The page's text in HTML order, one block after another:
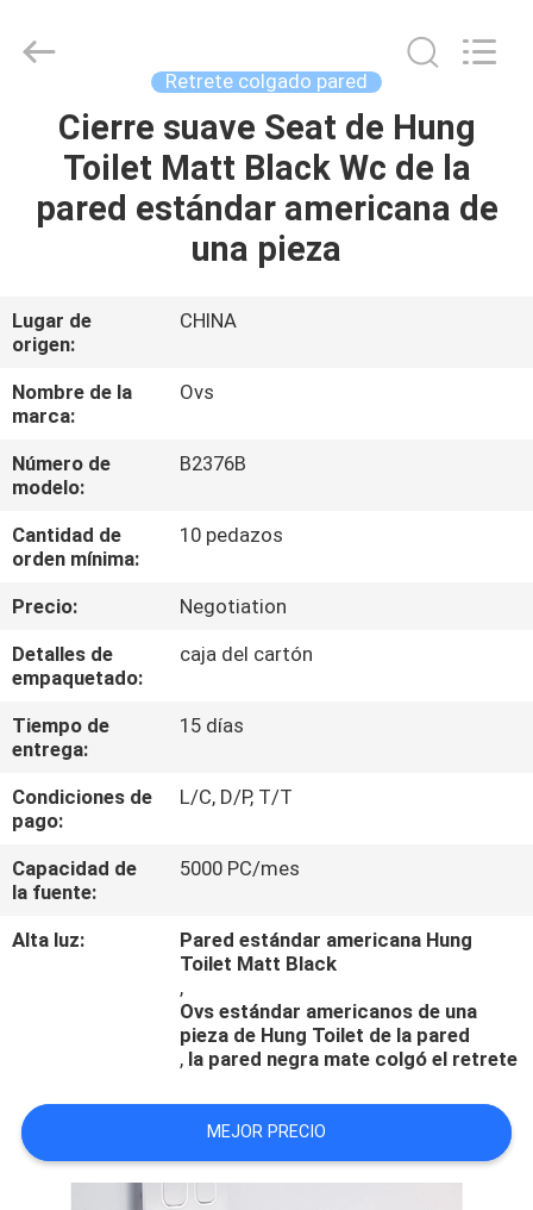
HOGAR
PRODUCTOS
NOSOTROS
VIAJE
DE
LA
FÁBRICA
CONTROL
CALIDAD
ÉNTRENOS
EN
CONTACTO
CON
NOTICIAS
baño
bathroomstoilet.com.
Reserved.
Retrete colgado pared
Cierre suave Seat de Hung
Toilet Matt Black Wc de la
pared estándar americana de
una pieza
Lugar de
origen:
CHINA
Nombre de la
marca:
Ovs
Número de
modelo:
B2376B
Cantidad de
orden mínima:
10 pedazos
Precio:
Negotiation
Detalles de
empaquetado:
caja del cartón
Tiempo de
entrega:
15 días
Condiciones de
pago:
L/C, D/P, T/T
Capacidad de
la fuente:
5000 PC/mes
Alta luz:
Pared estándar americana Hung
Toilet Matt Black
,
Ovs estándar americanos de una
pieza de Hung Toilet de la pared
, la pared negra mate colgó el retrete
MEJOR PRECIO